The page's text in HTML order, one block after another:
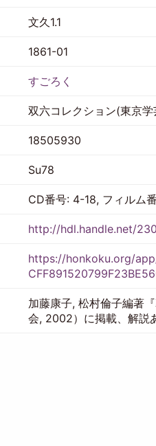
文久1.1
1861-01
すごろく
双六コレクション(東京
18505930
Su78
CD番号: 4-18, フィルム
http://hdl.handle.net/
https://honkoku.org/
加藤康子, 松村倫子編著
会, 2002）に掲載、解説